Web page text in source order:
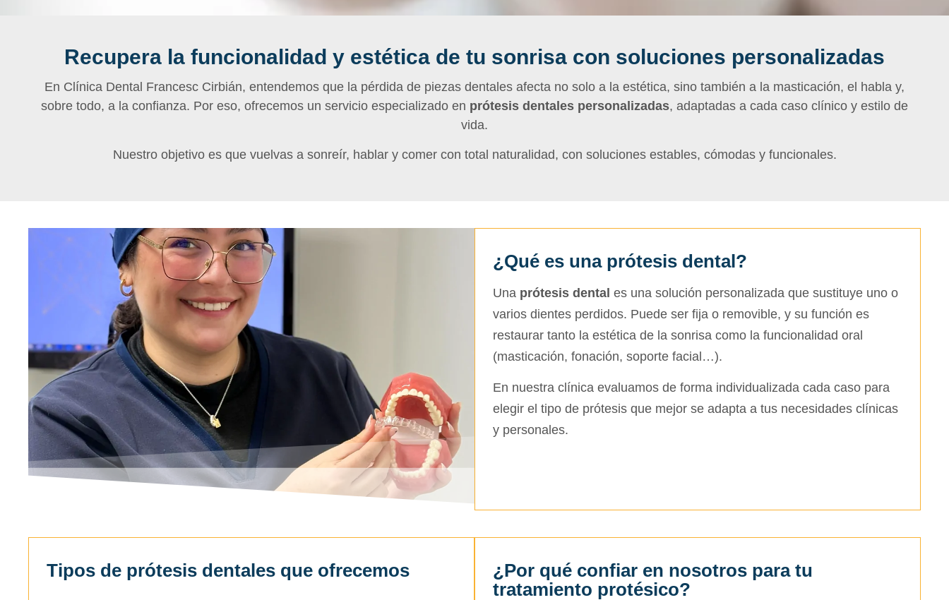
Recupera la funcionalidad y estética de tu sonrisa con soluciones personalizadas
En Clínica Dental Francesc Cirbián, entendemos que la pérdida de piezas dentales afecta no solo a la estética, sino también a la masticación, el habla y,
sobre todo, a la confianza. Por eso, ofrecemos un servicio especializado en prótesis dentales personalizadas, adaptadas a cada caso clínico y estilo de
vida.
Nuestro objetivo es que vuelvas a sonreír, hablar y comer con total naturalidad, con soluciones estables, cómodas y funcionales.
¿Qué es una prótesis dental?
Una prótesis dental es una solución personalizada que sustituye uno o
varios dientes perdidos. Puede ser fija o removible, y su función es
restaurar tanto la estética de la sonrisa como la funcionalidad oral
(masticación, fonación, soporte facial…).
En nuestra clínica evaluamos de forma individualizada cada caso para
elegir el tipo de prótesis que mejor se adapta a tus necesidades clínicas
y personales.
Tipos de prótesis dentales que ofrecemos
¿Por qué confiar en nosotros para tu
tratamiento protésico?